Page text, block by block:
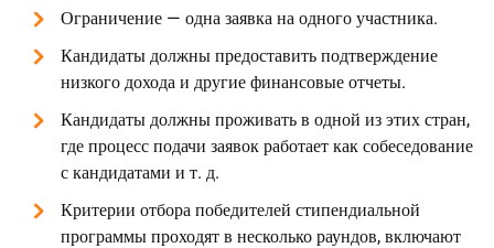
Ограничение — одна заявка на одного участника.
Кандидаты должны предоставить подтверждение
низкого дохода и другие финансовые отчеты.
Кандидаты должны проживать в одной из этих стран,
где процесс подачи заявок работает как собеседование
с кандидатами и т. д.
Критерии отбора победителей стипендиальной
программы проходят в несколько раундов, включают